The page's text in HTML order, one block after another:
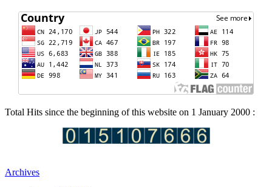
Total Hits since the beginning of this website on 1 January 2000 :
Archives